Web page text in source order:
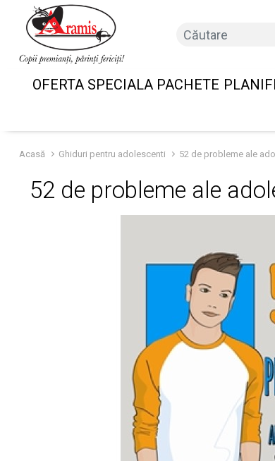
OFERTA SPECIALA PACHETE
Acasă Ghiduri pentru adolescenti 52 de probleme ale
52 de probleme ale